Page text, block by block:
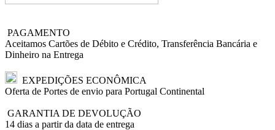
PAGAMENTO
Aceitamos Cartões de Débito e Crédito, Transferência Bancária e
Dinheiro na Entrega
EXPEDIÇÕES ECONÔMICA
Oferta de Portes de envio para Portugal Continental
GARANTIA DE DEVOLUÇÃO
14 dias a partir da data de entrega